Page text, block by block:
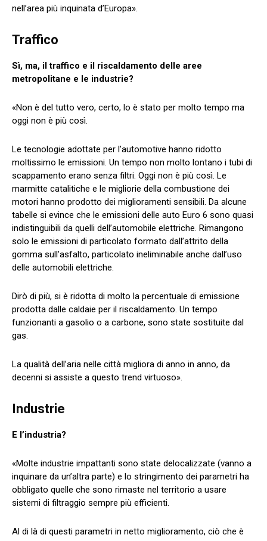
nell’area più inquinata d’Europa».
Traffico
Sì, ma, il traffico e il riscaldamento delle aree
metropolitane e le industrie?
«Non è del tutto vero, certo, lo è stato per molto tempo ma
oggi non è più così.
Le tecnologie adottate per l’automotive hanno ridotto
moltissimo le emissioni. Un tempo non molto lontano i tubi di
scappamento erano senza filtri. Oggi non è più così. Le
marmitte catalitiche e le migliorie della combustione dei
motori hanno prodotto dei miglioramenti sensibili. Da alcune
tabelle si evince che le emissioni delle auto Euro 6 sono quasi
indistinguibili da quelli dell’automobile elettriche. Rimangono
solo le emissioni di particolato formato dall’attrito della
gomma sull’asfalto, particolato ineliminabile anche dall’uso
delle automobili elettriche.
Dirò di più, si è ridotta di molto la percentuale di emissione
prodotta dalle caldaie per il riscaldamento. Un tempo
funzionanti a gasolio o a carbone, sono state sostituite dal
gas.
La qualità dell’aria nelle città migliora di anno in anno, da
decenni si assiste a questo trend virtuoso».
Industrie
E l’industria?
«Molte industrie impattanti sono state delocalizzate (vanno a
inquinare da un’altra parte) e lo stringimento dei parametri ha
obbligato quelle che sono rimaste nel territorio a usare
sistemi di filtraggio sempre più efficienti.
Al di là di questi parametri in netto miglioramento, ciò che è